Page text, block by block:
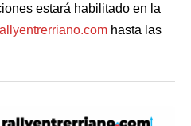
estará habilitado en la
hasta las